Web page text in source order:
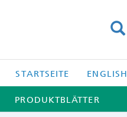
STARTSEITE ENGLISH
PRODUKTBLÄTTER